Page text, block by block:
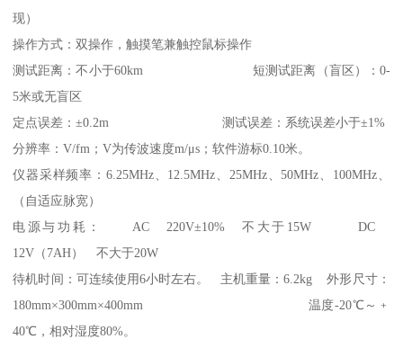
现）
操作方式：双操作，触摸笔兼触控鼠标操作
测试距离：不小于60km 短测试距离（盲区）：0-
5米或无盲区
定点误差：±0.2m 测试误差：系统误差小于±1%
分辨率：V/fm；V为传波速度m/μs；软件游标0.10米。
仪器采样频率：6.25MHz、12.5MHz、25MHz、50MHz、100MHz、
（自适应脉宽）
电源与功耗： AC 220V±10% 不大于15W DC
12V（7AH） 不大于20W
待机时间：可连续使用6小时左右。 主机重量：6.2kg 外形尺寸：
180mm×300mm×400mm 温度-20℃～﹢
40℃，相对湿度80%。